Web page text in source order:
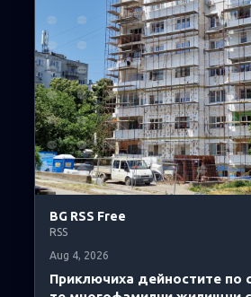
BG RSS Free
RSS
Aug 4, 2026
Приключиха дейностите по